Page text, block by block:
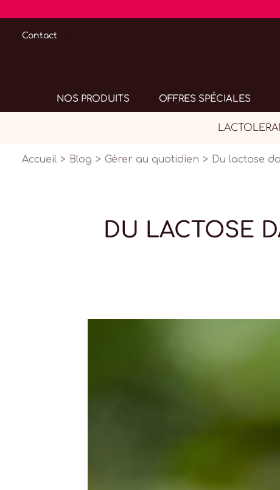
Contact
NOS PRODUITS OFFRES SPÉCIALES
Accueil Blog Gérer au quotidien Du lactose
DU LACTOSE